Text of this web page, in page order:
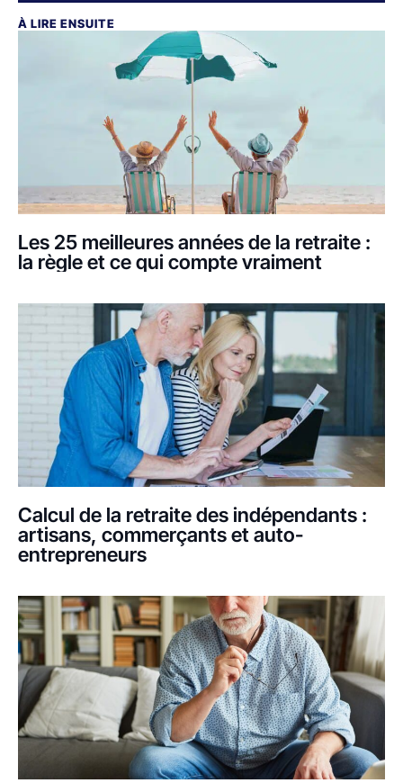
À LIRE ENSUITE
Les 25 meilleures années de la retraite :
la règle et ce qui compte vraiment
Calcul de la retraite des indépendants :
artisans, commerçants et auto-
entrepreneurs